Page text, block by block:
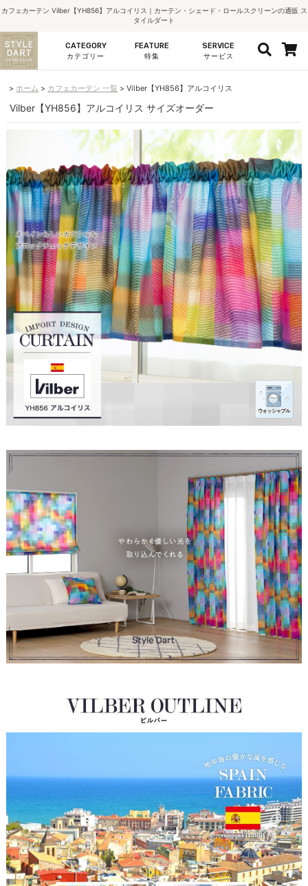
カフェカーテン Vilber【YH856】アルコイリス｜カーテン・シェード・ロールスクリーンの通販 ス
タイルダート
CATEGORY
カテゴリー
FEATURE
特集
SERVICE
サービス
ホーム カフェカーテン 一覧 Vilber【YH856】アルコイリス
Vilber【YH856】アルコイリス サイズオーダー